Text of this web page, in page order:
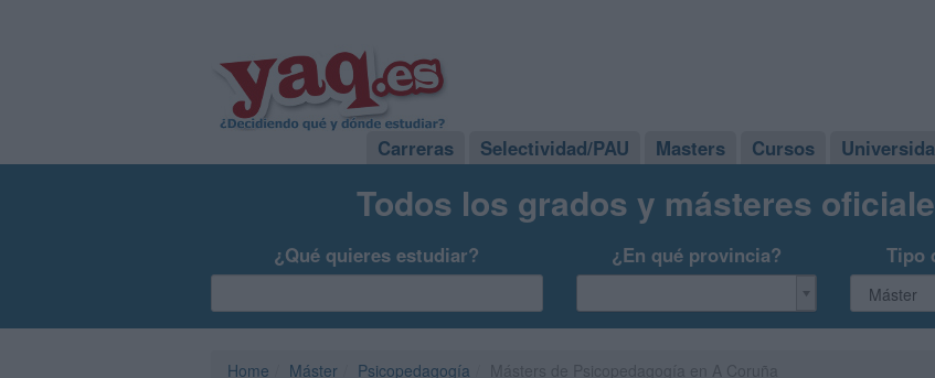
Carreras Selectividad/PAU Masters Cursos
Todos los grados y másteres
¿Qué quieres estudiar? ¿En qué provincia? Tipo
Home Máster Psicopedagogía